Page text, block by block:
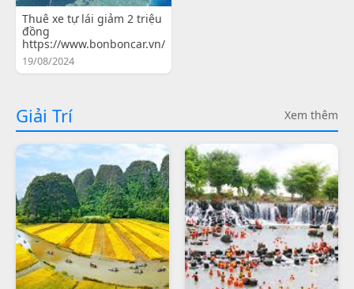
Thuê xe tự lái giảm 2 triệu
đồng
https://www.bonboncar.vn/
19/08/2024
Giải Trí Xem thêm